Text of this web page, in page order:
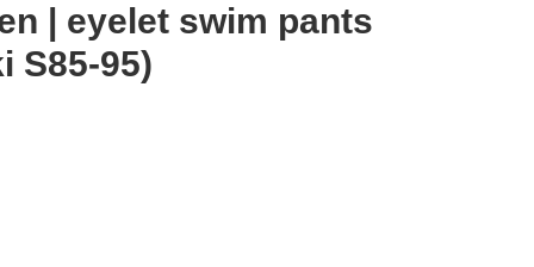
| eyelet swim pants
S85-95)